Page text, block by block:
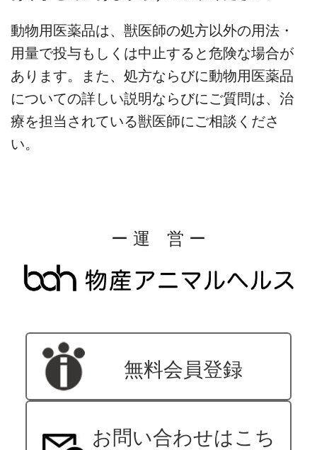
動物用医薬品は、獣医師の処方以外の用法・
用量で投与もしくは中止すると危険な場合が
あります。また、処方ならびに動物用医薬品
についての詳しい説明ならびにご質問は、治
療を担当されている獣医師にご相談くださ
い。
ー 運 営 ー
無料会員登録
お問い合わせはこち